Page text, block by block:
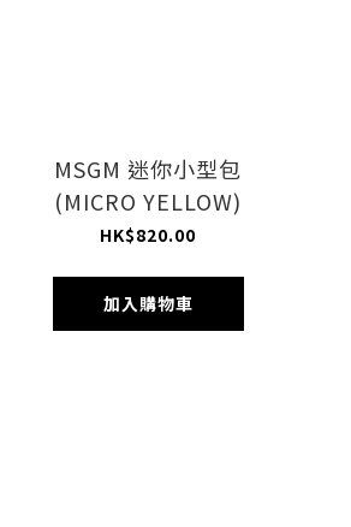
MSGM 迷你小型包
(MICRO YELLOW)
HK$820.00
加入購物車